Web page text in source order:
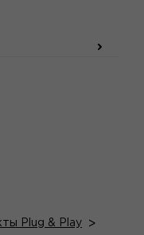
Plug & Play >